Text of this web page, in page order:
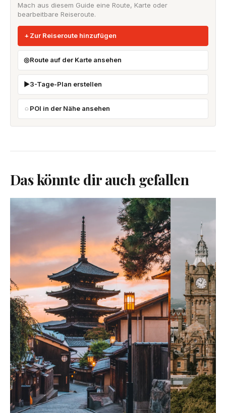
Mach aus diesem Guide eine Route, Karte oder
bearbeitbare Reiseroute.
Zur Reiseroute hinzufügen
Route auf der Karte ansehen
3-Tage-Plan erstellen
POI in der Nähe ansehen
Das könnte dir auch gefallen